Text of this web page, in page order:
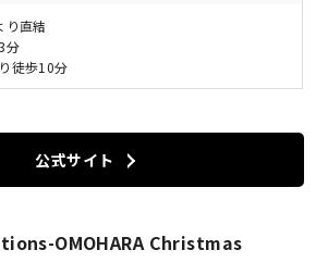
り直結
分
徒歩10分
公式サイト
OMOHARA Christmas